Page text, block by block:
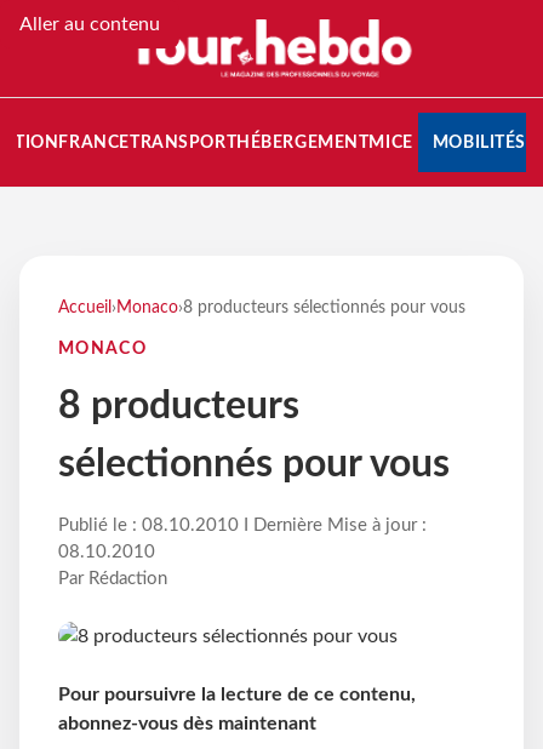
Aller au contenu
FRANCETRANSPORT HÉBERGEMENTMICE MOBILITÉS
Accueil › Monaco›8 producteurs sélectionnés pour vous
MONACO
8 producteurs
sélectionnés pour vous
Publié le : 08.10.2010 I Dernière Mise à jour :
08.10.2010
Par Rédaction
Pour poursuivre la lecture de ce contenu,
abonnez-vous dès maintenant